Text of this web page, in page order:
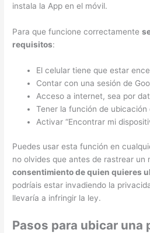
instala la App en el móvil.
Para que funcione correctamente
requisitos:
El celular tiene que estar
Contar con una sesión de
Acceso a internet, sea por
Tener la función de ubicación
Activar “Encontrar mi
Puedes usar esta función en
no olvides que antes de rastrear un
consentimiento de quien quieres
podríais estar invadiendo la
llevaría a infringir la ley.
Pasos para ubicar una